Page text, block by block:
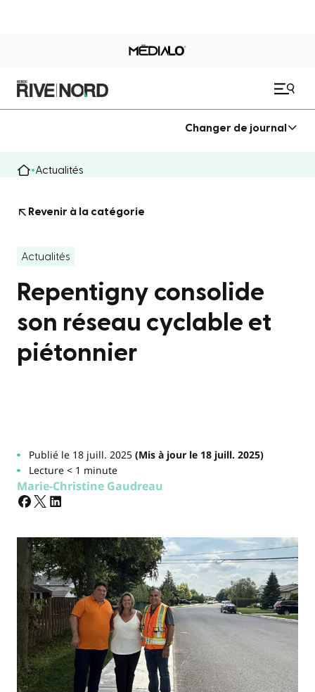
Changer de journal
Actualités
Revenir à la catégorie
Actualités
Repentigny consolide
son réseau cyclable et
piétonnier
Publié le 18 juill. 2025(Mis à jour le 18 juill. 2025)
Lecture < 1 minute
Marie-Christine Gaudreau